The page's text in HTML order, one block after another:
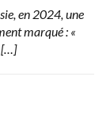
en 2024, une
marqué : «
[…]